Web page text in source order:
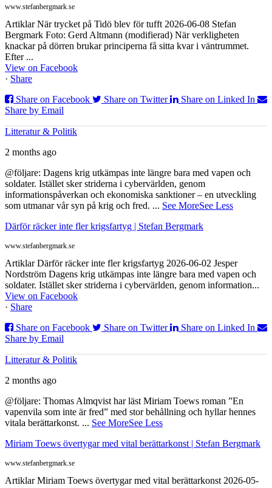
www.stefanbergmark.se
Artiklar När trycket på Tidö blev för tufft 2026-06-08 Stefan
Bergmark Foto: Gerd Altmann (modifierad) När verkligheten
knackar på dörren brukar principerna få sitta kvar i väntrummet.
Efter ...
View on Facebook
· Share
Share on Facebook
Share on Twitter
Share on Linked In
Share by Email
Litteratur & Politik
2 months ago
@följare: Dagens krig utkämpas inte längre bara med vapen och
soldater. Istället sker striderna i cybervärlden, genom
informationspåverkan och ekonomiska sanktioner – en utveckling
som utmanar vår syn på krig och fred. ... See MoreSee Less
Därför räcker inte fler krigsfartyg | Stefan Bergmark
www.stefanbergmark.se
Artiklar Därför räcker inte fler krigsfartyg 2026-06-02 Jesper
Nordström Dagens krig utkämpas inte längre bara med vapen och
soldater. Istället sker striderna i cybervärlden, genom information...
View on Facebook
· Share
Share on Facebook
Share on Twitter
Share on Linked In
Share by Email
Litteratur & Politik
2 months ago
@följare: Thomas Almqvist har läst Miriam Toews roman ”En
vapenvila som inte är fred” med stor behållning och hyllar hennes
vitala berättarkonst. ... See MoreSee Less
Miriam Toews övertygar med vital berättarkonst | Stefan Bergmark
www.stefanbergmark.se
Artiklar Miriam Toews övertygar med vital berättarkonst 2026-05-